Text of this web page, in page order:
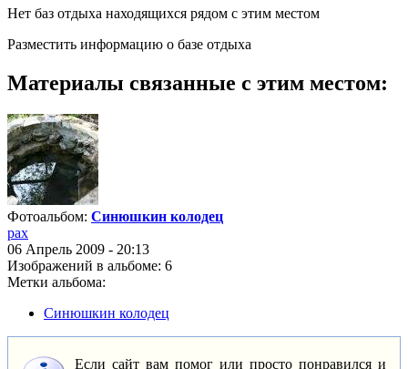
Нет баз отдыха находящихся рядом с этим местом
Разместить информацию о базе отдыха
Материалы связанные с этим местом:
Фотоальбом: Синюшкин колодец
pax
06 Апрель 2009 - 20:13
Изображений в альбоме: 6
Метки альбома:
Синюшкин колодец
Если сайт вам помог или просто понравился и